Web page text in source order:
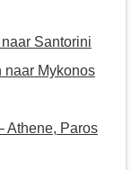
Santorini
naar Mykonos
Athene, Paros